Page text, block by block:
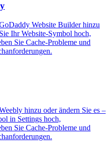
Website Builder hinzu
Ihr Website-Symbol hoch,
Sie Cache-Probleme und
hinzu oder ändern Sie es –
in Settings hoch,
Sie Cache-Probleme und